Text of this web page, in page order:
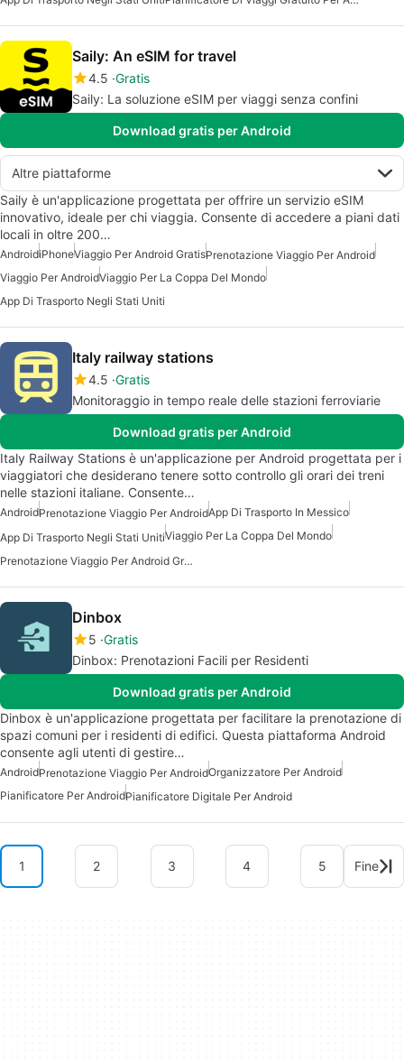
Saily: An eSIM for travel
4.5 Gratis
Saily: La soluzione eSIM per viaggi senza confini
Download gratis per Android
Altre piattaforme
Saily è un'applicazione progettata per offrire un servizio eSIM
innovativo, ideale per chi viaggia. Consente di accedere a piani dati
locali in oltre 200…
AndroidiPhoneViaggio Per Android GratisPrenotazione Viaggio Per Android
Viaggio Per AndroidViaggio Per La Coppa Del Mondo
App Di Trasporto Negli Stati Uniti
Italy railway stations
4.5 Gratis
Monitoraggio in tempo reale delle stazioni ferroviarie
Download gratis per Android
Italy Railway Stations è un'applicazione per Android progettata per i
viaggiatori che desiderano tenere sotto controllo gli orari dei treni
nelle stazioni italiane. Consente…
AndroidPrenotazione Viaggio Per AndroidApp Di Trasporto In Messico
App Di Trasporto Negli Stati UnitiViaggio Per La Coppa Del Mondo
Prenotazione Viaggio Per Android Gratis
Dinbox
5 Gratis
Dinbox: Prenotazioni Facili per Residenti
Download gratis per Android
Dinbox è un'applicazione progettata per facilitare la prenotazione di
spazi comuni per i residenti di edifici. Questa piattaforma Android
consente agli utenti di gestire…
AndroidPrenotazione Viaggio Per AndroidOrganizzatore Per Android
Pianificatore Per AndroidPianificatore Digitale Per Android
1 2 3 4 5 Fine